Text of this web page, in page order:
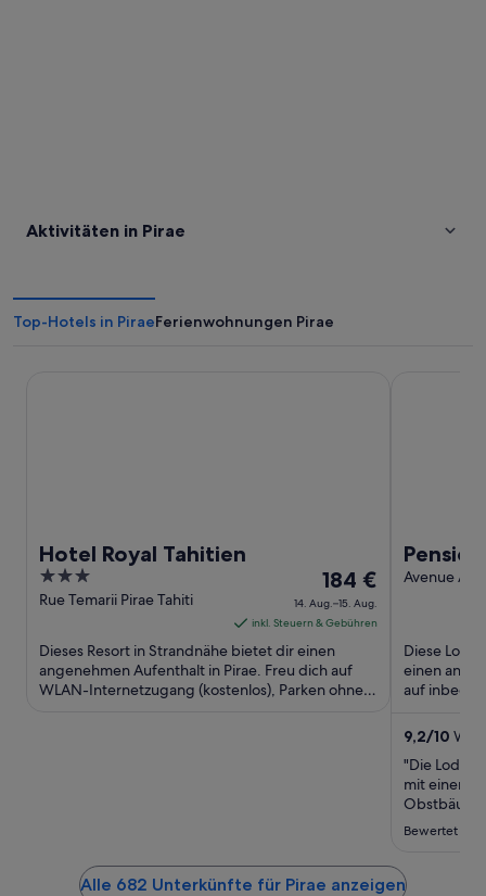
Aktivitäten in Pirae
Top-Hotels in PiraeFerienwohnungen Pirae
Hotel Royal Tahitien
3
out
5
Rue Temarii Pirae Tahiti
Der
Preis
beträgt
184 €
pro
Nacht
184 €
14. Aug.–15. Aug.
inkl. Steuern & Gebühren
Dieses Resort in Strandnähe bietet dir einen
angenehmen Aufenthalt in Pirae. Freu dich auf
WLAN-Internetzugang (kostenlos), Parken ohne
Avenue
Diese
einen
auf
9,2/10
"Die Lodge
mit einer
zum
gebucht,
Bewertet am
Alle 682 Unterkünfte für Pirae anzeigen